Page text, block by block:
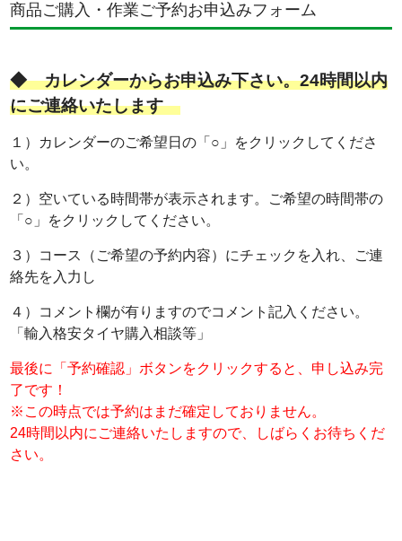
商品ご購入・作業ご予約お申込みフォーム
◆ カレンダーからお申込み下さい。24時間以内
にご連絡いたします
１）カレンダーのご希望日の「○」をクリックしてくださ
い。
２）空いている時間帯が表示されます。ご希望の時間帯の
「○」をクリックしてください。
３）コース（ご希望の予約内容）にチェックを入れ、ご連
絡先を入力し
４）コメント欄が有りますのでコメント記入ください。
「輸入格安タイヤ購入相談等」
最後に「予約確認」ボタンをクリックすると、申し込み完
了です！
※この時点では予約はまだ確定しておりません。
24時間以内にご連絡いたしますので、しばらくお待ちくだ
さい。